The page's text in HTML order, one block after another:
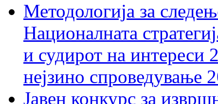
Методологија за
Националната
и судирот на интереси
нејзино спроведување
Јавен конкурс за